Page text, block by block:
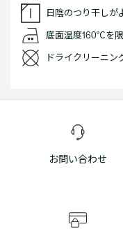
日陰のつり干しが
底面温度160℃を
ドライクリーニン
お問い合わせ